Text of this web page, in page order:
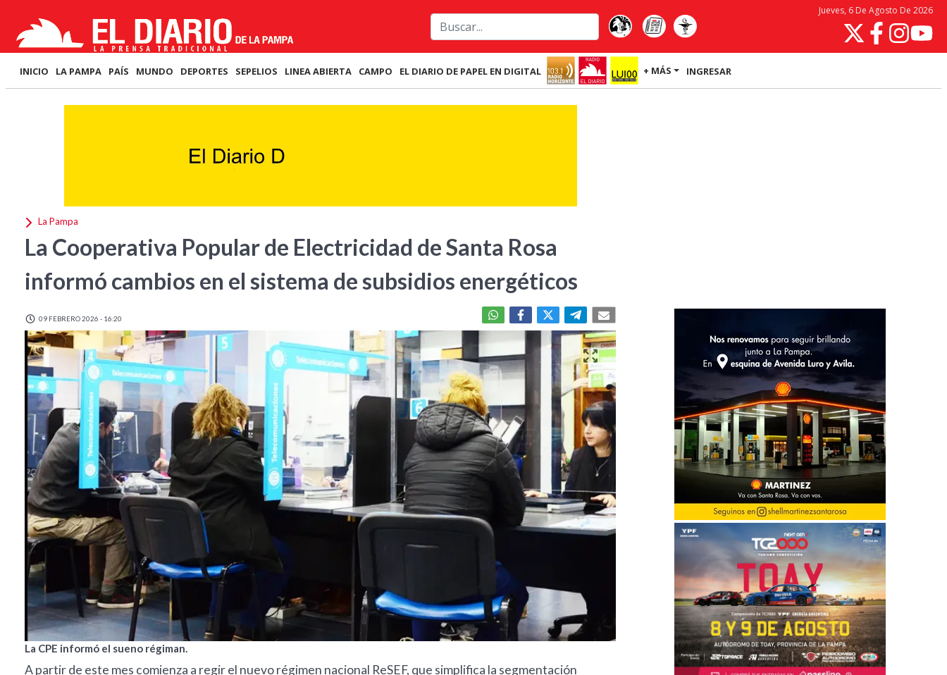
Jueves, 6 De Agosto De 2026
INICIO LA PAMPA PAÍS MUNDO DEPORTES SEPELIOS LINEA ABIERTA CAMPO EL DIARIO DE PAPEL EN DIGITAL + MÁS INGRESAR
La Pampa
La Cooperativa Popular de Electricidad de Santa Rosa
informó cambios en el sistema de subsidios energéticos
09 FEBRERO 2026 - 16:20
La CPE informó el sueno régiman.
A partir de este mes comienza a regir el nuevo régimen nacional ReSEF, que simplifica la segmentación